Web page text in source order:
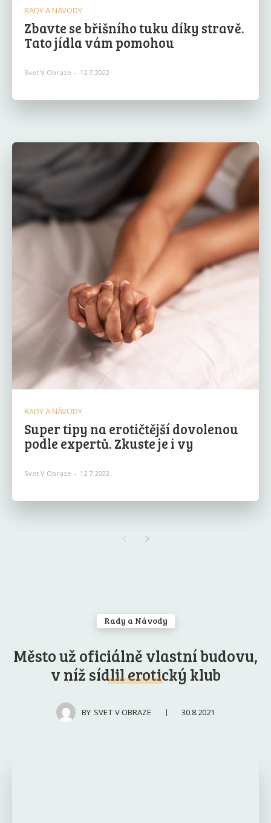
RADY A NÁVODY
Zbavte se břišního tuku díky stravě.
Tato jídla vám pomohou
Svet V Obraze - 12.7.2022
RADY A NÁVODY
Super tipy na erotičtější dovolenou
podle expertů. Zkuste je i vy
Svet V Obraze - 12.7.2022